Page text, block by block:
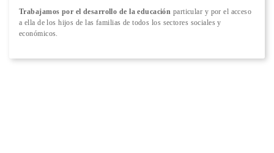
Trabajamos por el desarrollo de la educación particular y por el acceso
a ella de los hijos de las familias de todos los sectores sociales y
económicos.